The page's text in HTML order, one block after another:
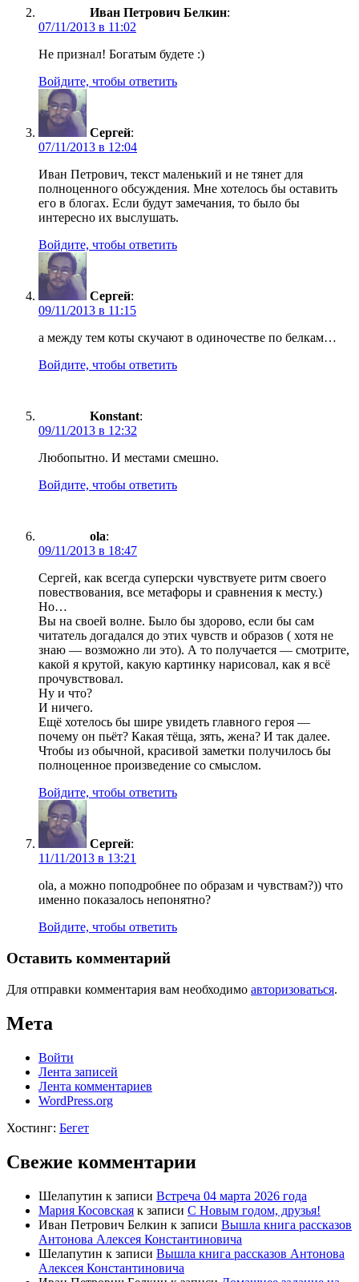
Иван Петрович Белкин:
07/11/2013 в 11:02
Не признал! Богатым будете :)
Войдите, чтобы ответить
Сергей:
07/11/2013 в 12:04
Иван Петрович, текст маленький и не тянет для
полноценного обсуждения. Мне хотелось бы оставить
его в блогах. Если будут замечания, то было бы
интересно их выслушать.
Войдите, чтобы ответить
Сергей:
09/11/2013 в 11:15
а между тем коты скучают в одиночестве по белкам…
Войдите, чтобы ответить
Konstant:
09/11/2013 в 12:32
Любопытно. И местами смешно.
Войдите, чтобы ответить
ola:
09/11/2013 в 18:47
Сергей, как всегда суперски чувствуете ритм своего
повествования, все метафоры и сравнения к месту.)
Но…
Вы на своей волне. Было бы здорово, если бы сам
читатель догадался до этих чувств и образов ( хотя не
знаю — возможно ли это). А то получается — смотрите,
какой я крутой, какую картинку нарисовал, как я всё
прочувствовал.
Ну и что?
И ничего.
Ещё хотелось бы шире увидеть главного героя —
почему он пьёт? Какая тёща, зять, жена? И так далее.
Чтобы из обычной, красивой заметки получилось бы
полноценное произведение со смыслом.
Войдите, чтобы ответить
Сергей:
11/11/2013 в 13:21
ola, а можно поподробнее по образам и чувствам?)) что
именно показалось непонятно?
Войдите, чтобы ответить
Оставить комментарий
Для отправки комментария вам необходимо авторизоваться.
Мета
Войти
Лента записей
Лента комментариев
WordPress.org
Хостинг: Бегет
Свежие комментарии
Шелапутин к записи Встреча 04 марта 2026 года
Мария Косовская к записи С Новым годом, друзья!
Иван Петрович Белкин к записи Вышла книга рассказов
Антонова Алексея Константиновича
Шелапутин к записи Вышла книга рассказов Антонова
Алексея Константиновича